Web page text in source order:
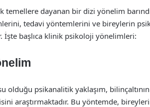
dayanan bir dizi yönelim
tedavi yöntemlerini ve bireylerin
başlıca klinik psikoloji yönelimleri:
olduğu psikanalitik yaklaşım,
araştırmaktadır. Bu yöntemde,